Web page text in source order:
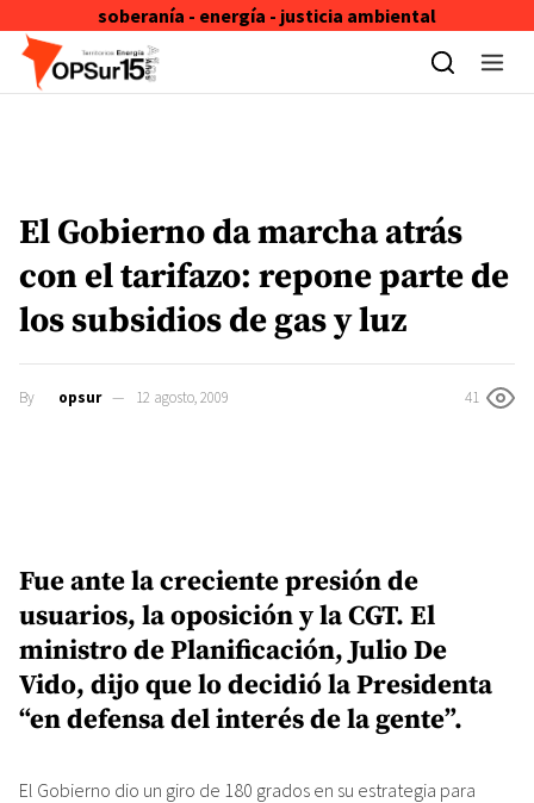
soberanía - energía - justicia ambiental
Skip to content
El Gobierno da marcha atrás
con el tarifazo: repone parte de
los subsidios de gas y luz
By opsur 12 agosto, 2009 41
Fue ante la creciente presión de
usuarios, la oposición y la CGT. El
ministro de Planificación, Julio De
Vido, dijo que lo decidió la Presidenta
“en defensa del interés de la gente”.
El Gobierno dio un giro de 180 grados en su estrategia para